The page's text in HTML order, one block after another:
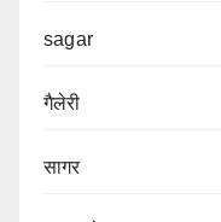
sagar
गैलेरी
सागर